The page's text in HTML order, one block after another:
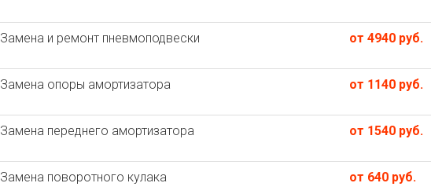
Замена и ремонт пневмоподвески от 4940 руб.
Замена опоры амортизатора от 1140 руб.
Замена переднего амортизатора от 1540 руб.
Замена поворотного кулака от 640 руб.